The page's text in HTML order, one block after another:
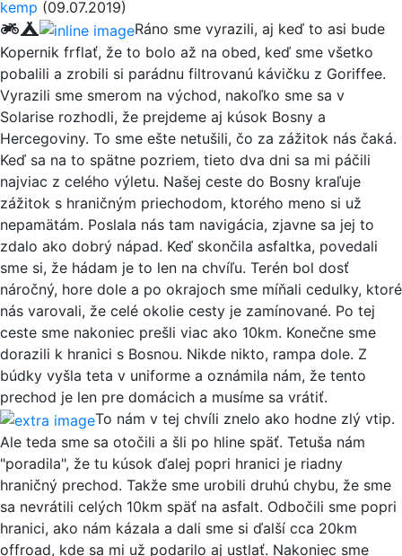
kemp (09.07.2019)
Ráno sme vyrazili, aj keď to asi bude
Kopernik frflať, že to bolo až na obed, keď sme všetko
pobalili a zrobili si parádnu filtrovanú kávičku z Goriffee.
Vyrazili sme smerom na východ, nakoľko sme sa v
Solarise rozhodli, že prejdeme aj kúsok Bosny a
Hercegoviny. To sme ešte netušili, čo za zážitok nás čaká.
Keď sa na to spätne pozriem, tieto dva dni sa mi páčili
najviac z celého výletu. Našej ceste do Bosny kraľuje
zážitok s hraničným priechodom, ktorého meno si už
nepamätám. Poslala nás tam navigácia, zjavne sa jej to
zdalo ako dobrý nápad. Keď skončila asfaltka, povedali
sme si, že hádam je to len na chvíľu. Terén bol dosť
náročný, hore dole a po okrajoch sme míňali cedulky, ktoré
nás varovali, že celé okolie cesty je zamínované. Po tej
ceste sme nakoniec prešli viac ako 10km. Konečne sme
dorazili k hranici s Bosnou. Nikde nikto, rampa dole. Z
búdky vyšla teta v uniforme a oznámila nám, že tento
prechod je len pre domácich a musíme sa vrátiť.
To nám v tej chvíli znelo ako hodne zlý vtip.
Ale teda sme sa otočili a šli po hline späť. Tetuša nám
"poradila", že tu kúsok ďalej popri hranici je riadny
hraničný prechod. Takže sme urobili druhú chybu, že sme
sa nevrátili celých 10km späť na asfalt. Odbočili sme popri
hranici, ako nám kázala a dali sme si ďalší cca 20km
offroad, kde sa mi už podarilo aj ustlať. Nakoniec sme